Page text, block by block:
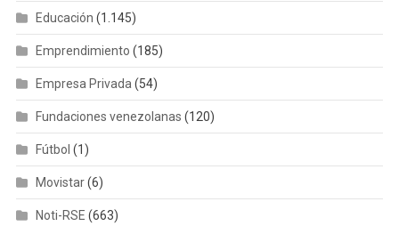
Educación (1.145)
Emprendimiento (185)
Empresa Privada(54)
Fundaciones venezolanas (120)
Fútbol (1)
Movistar(6)
Noti-RSE (663)